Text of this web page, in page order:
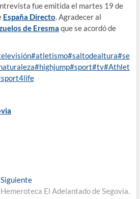
fue emitida el martes 19 de
España Directo . Agradecer al
de Eresma que se acordó de
#atletismo#saltodealtura#se
#highjump#sport#tv#Athlet
SiguienteEntrada
siguiente:
Hemeroteca El Adelantado de Segovia.